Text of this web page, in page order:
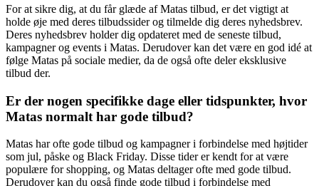
For at sikre dig, at du får glæde af Matas tilbud, er det vigtigt at
holde øje med deres tilbudssider og tilmelde dig deres nyhedsbrev.
Deres nyhedsbrev holder dig opdateret med de seneste tilbud,
kampagner og events i Matas. Derudover kan det være en god idé at
følge Matas på sociale medier, da de også ofte deler eksklusive
tilbud der.
Er der nogen specifikke dage eller tidspunkter, hvor
Matas normalt har gode tilbud?
Matas har ofte gode tilbud og kampagner i forbindelse med højtider
som jul, påske og Black Friday. Disse tider er kendt for at være
populære for shopping, og Matas deltager ofte med gode tilbud.
Derudover kan du også finde gode tilbud i forbindelse med